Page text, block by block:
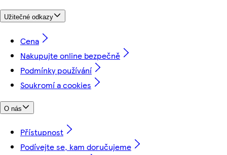
Užitečné odkazy
Cena
Nakupujte online bezpečně
Podmínky používání
Soukromí a cookies
O nás
Přístupnost
Podívejte se, kam doručujeme